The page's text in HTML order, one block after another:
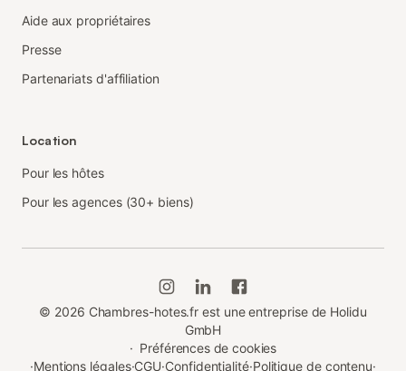
Aide aux propriétaires
Presse
Partenariats d'affiliation
Location
Pour les hôtes
Pour les agences (30+ biens)
© 2026 Chambres-hotes.fr est une entreprise de Holidu
GmbH
· Préférences de cookies
·Mentions légales·CGU·Confidentialité·Politique de contenu·